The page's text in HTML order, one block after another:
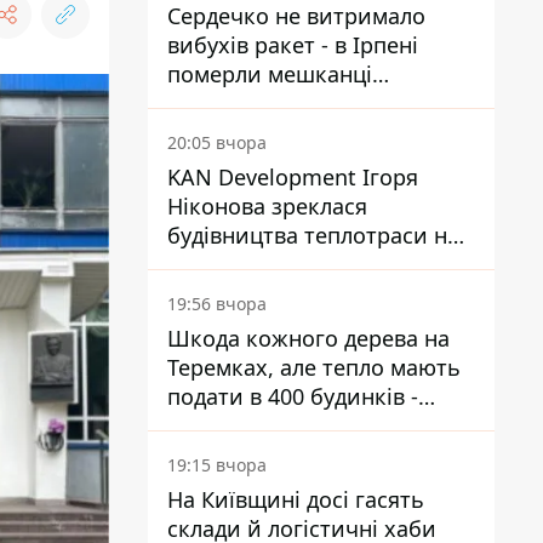
Сердечко не витримало
вибухів ракет - в Ірпені
померли мешканці
притулку для собак з
інвалідністю
20:05 вчора
KAN Development Ігоря
Ніконова зреклася
будівництва теплотраси на
Теремках
19:56 вчора
Шкода кожного дерева на
Теремках, але тепло мають
подати в 400 будинків -
депутатка Київради
19:15 вчора
На Київщині досі гасять
склади й логістичні хаби